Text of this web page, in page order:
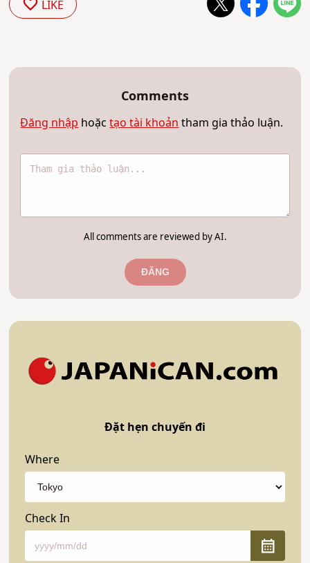
LIKE
Comments
Đăng nhậphoặctạo tài khoảntham gia thảo luận.
All comments are reviewed by AI.
ĐĂNG
Đặt hẹn chuyến đi
Where
Check In